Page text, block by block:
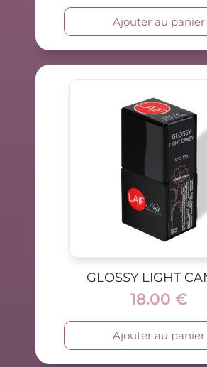
Ajouter au panier
GLOSSY LIGHT
18.00 €
Ajouter au panier